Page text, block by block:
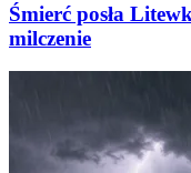
Śmierć posła
milczenie